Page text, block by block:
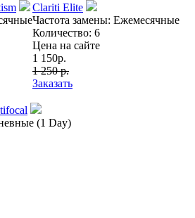
Clariti Elite
Частота замены: Ежемесячные
Количество: 6
Цена на сайте
1 150р.
1 250 р.
Заказать
(1 Day)